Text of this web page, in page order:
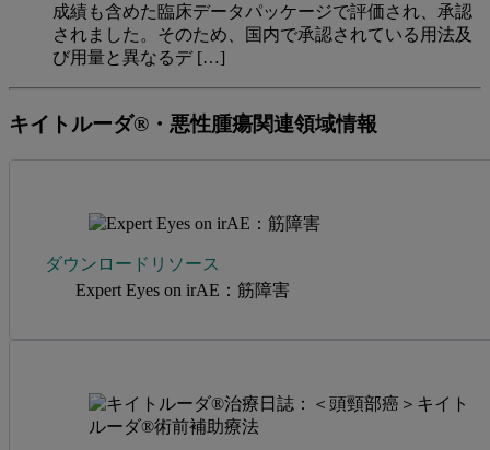
成績も含めた臨床データパッケージで評価され、承認
されました。そのため、国内で承認されている用法及
び用量と異なるデ […]
キイトルーダ®・悪性腫瘍関連領域情報
ダウンロードリソース
Expert Eyes on irAE：筋障害